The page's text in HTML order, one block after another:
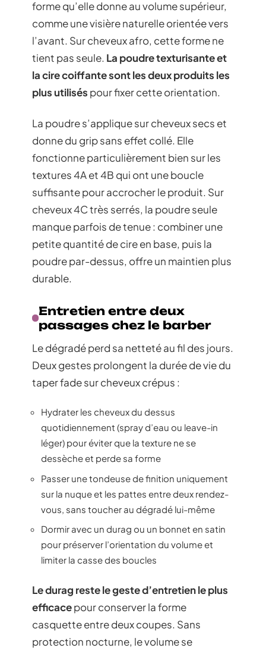
forme qu’elle donne au volume supérieur,
comme une visière naturelle orientée vers
l’avant. Sur cheveux afro, cette forme ne
tient pas seule. La poudre texturisante et
la cire coiffante sont les deux produits les
plus utilisés pour fixer cette orientation.
La poudre s’applique sur cheveux secs et
donne du grip sans effet collé. Elle
fonctionne particulièrement bien sur les
textures 4A et 4B qui ont une boucle
suffisante pour accrocher le produit. Sur
cheveux 4C très serrés, la poudre seule
manque parfois de tenue : combiner une
petite quantité de cire en base, puis la
poudre par-dessus, offre un maintien plus
durable.
Entretien entre deux
passages chez le barber
Le dégradé perd sa netteté au fil des jours.
Deux gestes prolongent la durée de vie du
taper fade sur cheveux crépus :
Hydrater les cheveux du dessus
quotidiennement (spray d’eau ou leave-in
léger) pour éviter que la texture ne se
dessèche et perde sa forme
Passer une tondeuse de finition uniquement
sur la nuque et les pattes entre deux rendez-
vous, sans toucher au dégradé lui-même
Dormir avec un durag ou un bonnet en satin
pour préserver l’orientation du volume et
limiter la casse des boucles
Le durag reste le geste d’entretien le plus
efficacepour conserver la forme
casquette entre deux coupes. Sans
protection nocturne, le volume se